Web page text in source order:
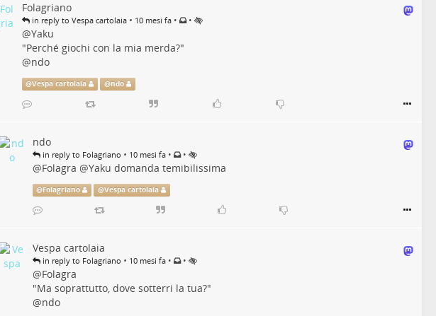
Folagriano
in reply to Vespa cartolaia • 10 mesi fa • •
@Yaku
"Perché giochi con la mia merda?"
@ndo
@Vespa cartolaia @ndo
ndo
in reply to Folagriano • 10 mesi fa • •
@Folagra @Yaku domanda temibilissima
@Folagriano @Vespa cartolaia
Vespa cartolaia
in reply to Folagriano • 10 mesi fa • •
@Folagra
"Ma soprattutto, dove sotterri la tua?"
@ndo